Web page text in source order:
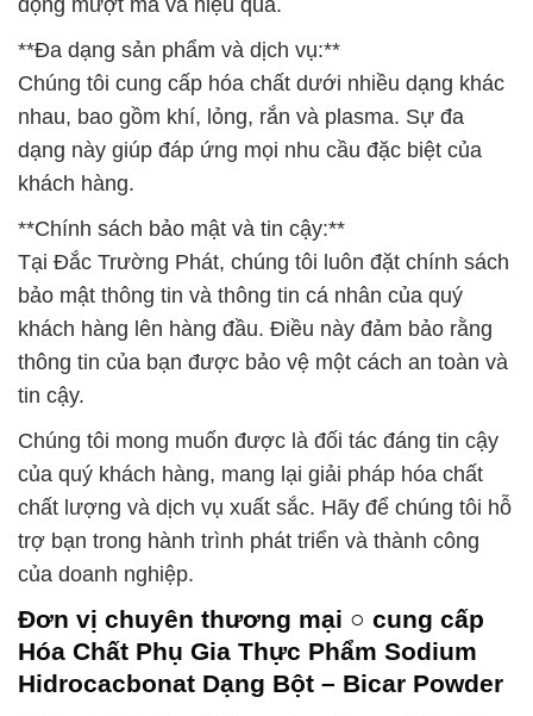
động mượt mà và hiệu quả.
**Đa dạng sản phẩm và dịch vụ:**
Chúng tôi cung cấp hóa chất dưới nhiều dạng khác
nhau, bao gồm khí, lỏng, rắn và plasma. Sự đa
dạng này giúp đáp ứng mọi nhu cầu đặc biệt của
khách hàng.
**Chính sách bảo mật và tin cậy:**
Tại Đắc Trường Phát, chúng tôi luôn đặt chính sách
bảo mật thông tin và thông tin cá nhân của quý
khách hàng lên hàng đầu. Điều này đảm bảo rằng
thông tin của bạn được bảo vệ một cách an toàn và
tin cậy.
Chúng tôi mong muốn được là đối tác đáng tin cậy
của quý khách hàng, mang lại giải pháp hóa chất
chất lượng và dịch vụ xuất sắc. Hãy để chúng tôi hỗ
trợ bạn trong hành trình phát triển và thành công
của doanh nghiệp.
Đơn vị chuyên thương mại ○ cung cấp
Hóa Chất Phụ Gia Thực Phẩm Sodium
Hidrocacbonat Dạng Bột – Bicar Powder